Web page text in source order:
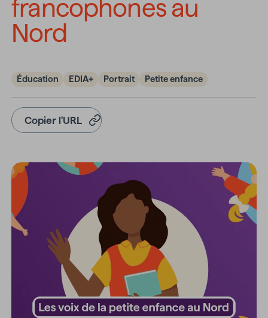
francophones au
Nord
Éducation EDIA+ Portrait Petite enfance
Copier l'URL